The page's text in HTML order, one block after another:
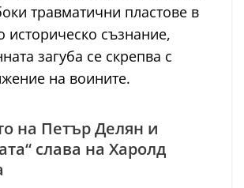
травматични пластове в
историческо съзнание,
загуба се скрепва с
на воините.
на Петър Делян и
слава на Харолд